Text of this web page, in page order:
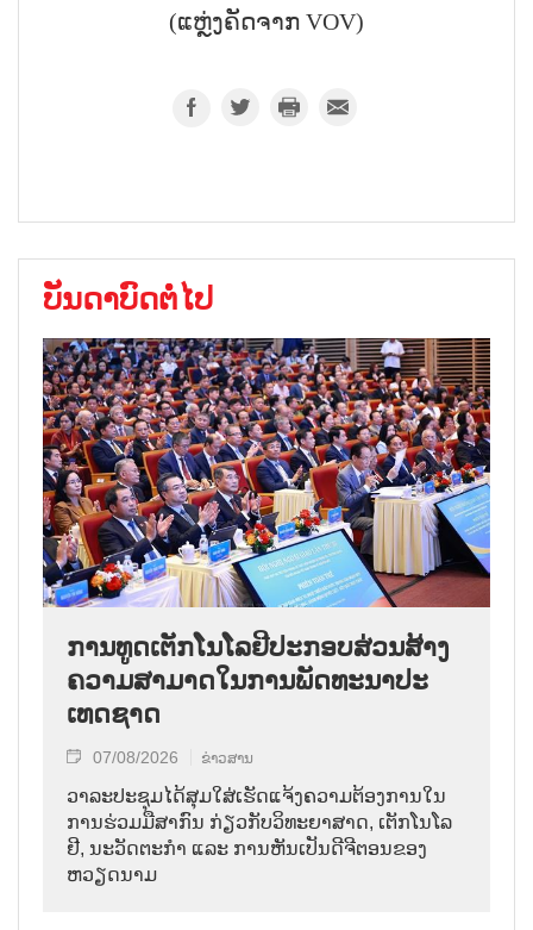
(ແຫຼ່ງຄັດຈາກ VOV)
ບັນດາບົດຕໍ່ໄປ
ການ​ທູດ​ເຕັກ​ໂນ​ໂລ​ຢີ​ປະ​ກອບ​ສ່ວນ​ສ້າງ​
ຄວາມ​ສາ​ມາດ​ໃນ​ການ​ພັດ​ທະ​ນາ​ປະ​
ເທດ​ຊາດ
07/08/2026 ຂ່າວສານ
ວາ​ລະ​ປະ​ຊຸມ​ໄດ້​ສຸມ​ໃສ່​ເຮັດ​ແຈ້ງ​ຄວາມ​ຕ້ອງ​ການ​ໃນ​
ການ​ຮ່ວມ​ມື​ສາ​ກົນ ກ່ຽວ​ກັບ​ວິ​ທະ​ຍາ​ສາດ, ເຕັກ​ໂນ​ໂລ​
ຢີ, ນະ​ວັດ​ຕະ​ກຳ ແລະ ການ​ຫັນ​ເປັນ​ດີ​ຈີ​ຕອນ​ຂອງ
ຫວຽດ​ນາມ